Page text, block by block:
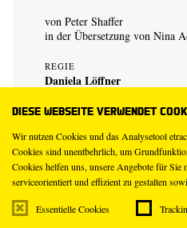
Diese Webseite verwendet
Wir nutzen Cookies und das Analysetool
Cookies sind unentbehrlich, um
Cookies helfen uns, unsere Angebote für Sie
serviceorientiert und effizient zu gestalten
Essentielle Cookies
von Peter Shaffer
in der Übersetzung von Nina
REGIE
Daniela Löffner
Preis: 16 € bis 36 €